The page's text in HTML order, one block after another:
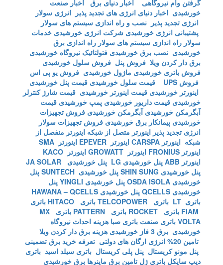
گرفتن وام نیروگاهی
اخبار دنیای برق اخبار صنعت
خورشیدی اخبار دنیای انرژی های تجدید پذیر انرژی سولار
انرژی تجدید پذیر نصب و راه اندازی سیستم های سولار
پشتیبانی انرژی خورشیدی شرکت انرژی خورشیدی خدمات
سولار راه اندازی سیستم های سولار راه اندازی برق
خورشیدی نصب برق خورشیدی فتولتائیک نیروگاه خورشیدی
برق دار کردن ویلا فروش پنل فروش سلول خورشیدی
فروش باتری خورشیدی ماژول خورشیدی فروش یو پی اس
فروش UPS
قیمت سلول خورشیدی قیمت پنل خورشیدی
اینورتر خورشیدی قیمت اینورتر خورشیدی قیمت شارژ کنترلر
خورشیدی قیمت داریور خورشیدی پمپ خورشیدی قیمت
آبگرمکن خورشیدی آبگرمکن خورشیدی فروش تجهیزات
خورشیدی پیمانکار برق خورشیدی فروش تجهیزات سولار
انرژی تجدید پذیر اینورتر متصل از شبکه اینورتر منفصل از
شبکه اینورتر CARSPA اینورتر EPEVER
اینورتر SMA
اینورتر FRONIUS
اینورتر GROWATT
اینورتر KACO
اینورتر ABB
پنل خورشیدی LG
پنل خورشیدی JA SOLAR
پنل خورشیدی SHIN SUNG
پنل خورشیدی SUNTECH
پنل
خورشیدی OSDA ISOLA
پنل خورشیدی YINGLI
پنل
خورشیدی QCELLS
پنل خورشیدی HAWANA – QCELLS
باتری LT
باتری TELCOPOWER باتری HITACO
باتری
باتری ROCKET باتری PATTERN
باتری MX
VOLTA باتری صنعت باتری صبا هزینه احداث نیروگاه
خورشیدی برق 3 فاز خورشیدی
هزینه برق دار کردن ویلا
تامین 20% انرژی ارگان های دولتی
تعرفه خرید برق تضمینی
پنل مونو کریستال پنل پلی کریستال باتری سیلد اسید باتری
دیپ سایکل باتری ژل تامین برق ماینرها برق خورشیدی